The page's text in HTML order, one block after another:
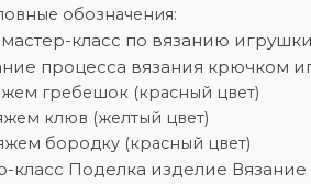
обозначения:
класс по вязанию
процесса вязания крючком
гребешок (красный цвет)
клюв (желтый цвет)
бородку (красный цвет)
класс Поделка изделие